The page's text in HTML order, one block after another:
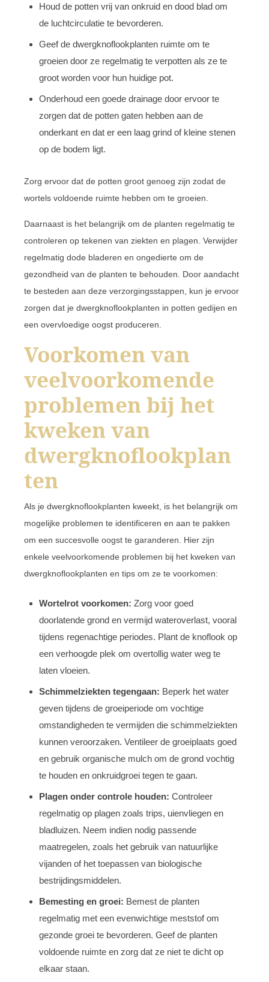
Houd de potten vrij van onkruid en dood blad om
de luchtcirculatie te bevorderen.
Geef de dwergknoflookplanten ruimte om te
groeien door ze regelmatig te verpotten als ze te
groot worden voor hun huidige pot.
Onderhoud een goede drainage door ervoor te
zorgen dat de potten gaten hebben aan de
onderkant en dat er een laag grind of kleine stenen
op de bodem ligt.
Zorg ervoor dat de potten groot genoeg zijn zodat de
wortels voldoende ruimte hebben om te groeien.
Daarnaast is het belangrijk om de planten regelmatig te
controleren op tekenen van ziekten en plagen. Verwijder
regelmatig dode bladeren en ongedierte om de
gezondheid van de planten te behouden. Door aandacht
te besteden aan deze verzorgingsstappen, kun je ervoor
zorgen dat je dwergknoflookplanten in potten gedijen en
een overvloedige oogst produceren.
Voorkomen van
veelvoorkomende
problemen bij het
kweken van
dwergknoflookplan
ten
Als je dwergknoflookplanten kweekt, is het belangrijk om
mogelijke problemen te identificeren en aan te pakken
om een succesvolle oogst te garanderen. Hier zijn
enkele veelvoorkomende problemen bij het kweken van
dwergknoflookplanten en tips om ze te voorkomen:
Wortelrot voorkomen: Zorg voor goed
doorlatende grond en vermijd wateroverlast, vooral
tijdens regenachtige periodes. Plant de knoflook op
een verhoogde plek om overtollig water weg te
laten vloeien.
Schimmelziekten tegengaan: Beperk het water
geven tijdens de groeiperiode om vochtige
omstandigheden te vermijden die schimmelziekten
kunnen veroorzaken. Ventileer de groeiplaats goed
en gebruik organische mulch om de grond vochtig
te houden en onkruidgroei tegen te gaan.
Plagen onder controle houden: Controleer
regelmatig op plagen zoals trips, uienvliegen en
bladluizen. Neem indien nodig passende
maatregelen, zoals het gebruik van natuurlijke
vijanden of het toepassen van biologische
bestrijdingsmiddelen.
Bemesting en groei: Bemest de planten
regelmatig met een evenwichtige meststof om
gezonde groei te bevorderen. Geef de planten
voldoende ruimte en zorg dat ze niet te dicht op
elkaar staan.